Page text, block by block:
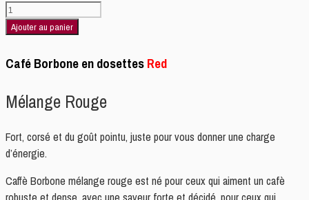
quantité
de
RED
dosettes
Ajouter au panier
Café Borbone en dosettes Red
Mélange Rouge
Fort, corsé et du goût pointu, juste pour vous donner une charge
d’énergie.
Caffè Borbone mélange rouge est né pour ceux qui aiment un cafè